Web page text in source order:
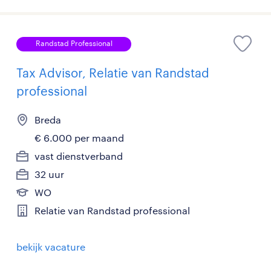
Randstad Professional
Tax Advisor, Relatie van Randstad
professional
Breda
€ 6.000 per maand
vast dienstverband
32 uur
WO
Relatie van Randstad professional
bekijk vacature